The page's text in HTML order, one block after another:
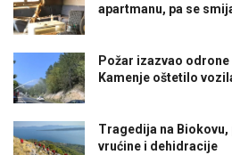
apartmanu, pa se
Požar izazvao
Kamenje oštetilo
Tragedija na
vrućine i dehidracije